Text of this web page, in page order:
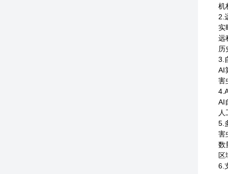
机
2.
实
远
历
3.
AI
害
AI
5.
害
数
区
6.